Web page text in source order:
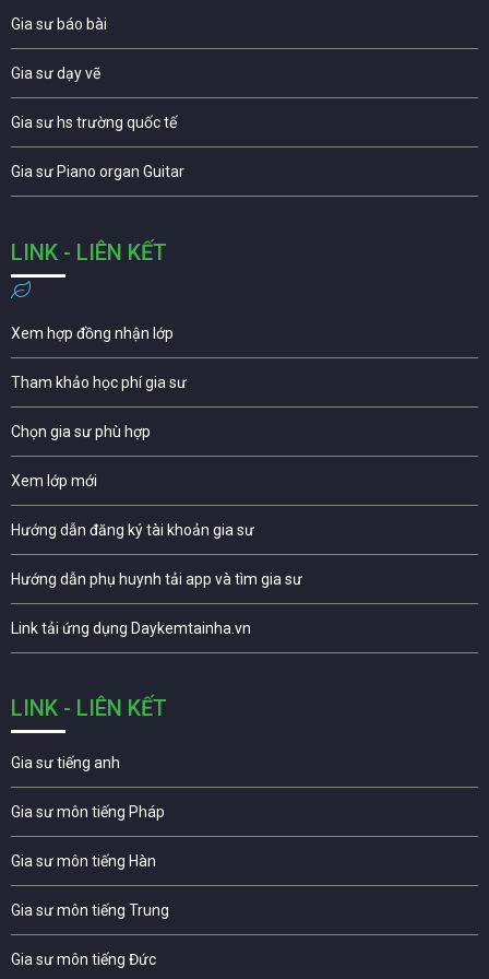
Gia sư báo bài
Gia sư dạy vẽ
Gia sư hs trường quốc tế
Gia sư Piano organ Guitar
LINK - LIÊN KẾT
Xem hợp đồng nhận lớp
Tham khảo học phí gia sư
Chọn gia sư phù hợp
Xem lớp mới
Hướng dẫn đăng ký tài khoản gia sư
Hướng dẫn phụ huynh tải app và tìm gia sư
Link tải ứng dụng Daykemtainha.vn
LINK - LIÊN KẾT
Gia sư tiếng anh
Gia sư môn tiếng Pháp
Gia sư môn tiếng Hàn
Gia sư môn tiếng Trung
Gia sư môn tiếng Đức